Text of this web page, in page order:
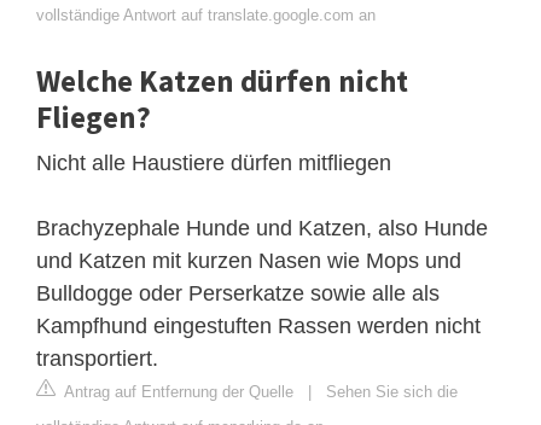
vollständige Antwort auf translate.google.com an
Welche Katzen dürfen nicht
Fliegen?
Nicht alle Haustiere dürfen mitfliegen
Brachyzephale Hunde und Katzen, also Hunde
und Katzen mit kurzen Nasen wie Mops und
Bulldogge oder Perserkatze sowie alle als
Kampfhund eingestuften Rassen werden nicht
transportiert.
Antrag auf Entfernung der Quelle | Sehen Sie sich die